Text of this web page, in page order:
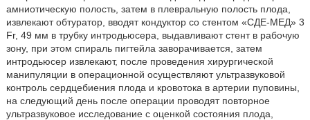
амниотическую полость, затем в плевральную полость плода,
извлекают обтуратор, вводят кондуктор со стентом «СДЕ-МЕД» 3
Fr, 49 мм в трубку интродьюсера, выдавливают стент в рабочую
зону, при этом спираль пигтейла заворачивается, затем
интродьюсер извлекают, после проведения хирургической
манипуляции в операционной осуществляют ультразвуковой
контроль сердцебиения плода и кровотока в артерии пуповины,
на следующий день после операции проводят повторное
ультразвуковое исследование с оценкой состояния плода,